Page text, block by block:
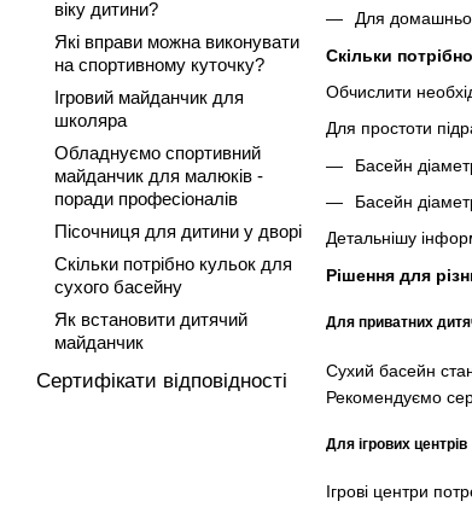
Для
Скільки
Обчислити
Для простоти
Басейн
Басейн
Детальнішу
Рішення для
Для приватних
Сухий басейн
Рекомендуємо
Для ігрових центрів
Ігрові центри
віку дитини?
Які вправи можна виконувати
на спортивному куточку?
Ігровий майданчик для
школяра
Обладнуємо спортивний
майданчик для малюків -
поради професіоналів
Пісочниця для дитини у дворі
Скільки потрібно кульок для
сухого басейну
Як встановити дитячий
майданчик
Сертифікати відповідності